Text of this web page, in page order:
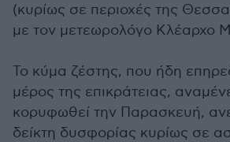
(κυρίως σε περιοχές της
με τον μετεωρολόγο Κλέαρχο
Το κύμα ζέστης, που ήδη
μέρος της επικράτειας,
κορυφωθεί την Παρασκευή,
δείκτη δυσφορίας κυρίως σε